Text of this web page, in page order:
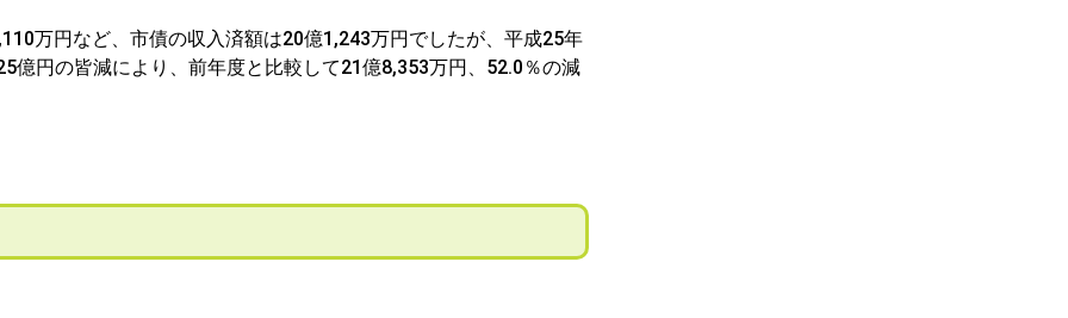
万円など、市債の収入済額は20億1,243万円でしたが、平成25年
億円の皆減により、前年度と比較して21億8,353万円、52.0％の減